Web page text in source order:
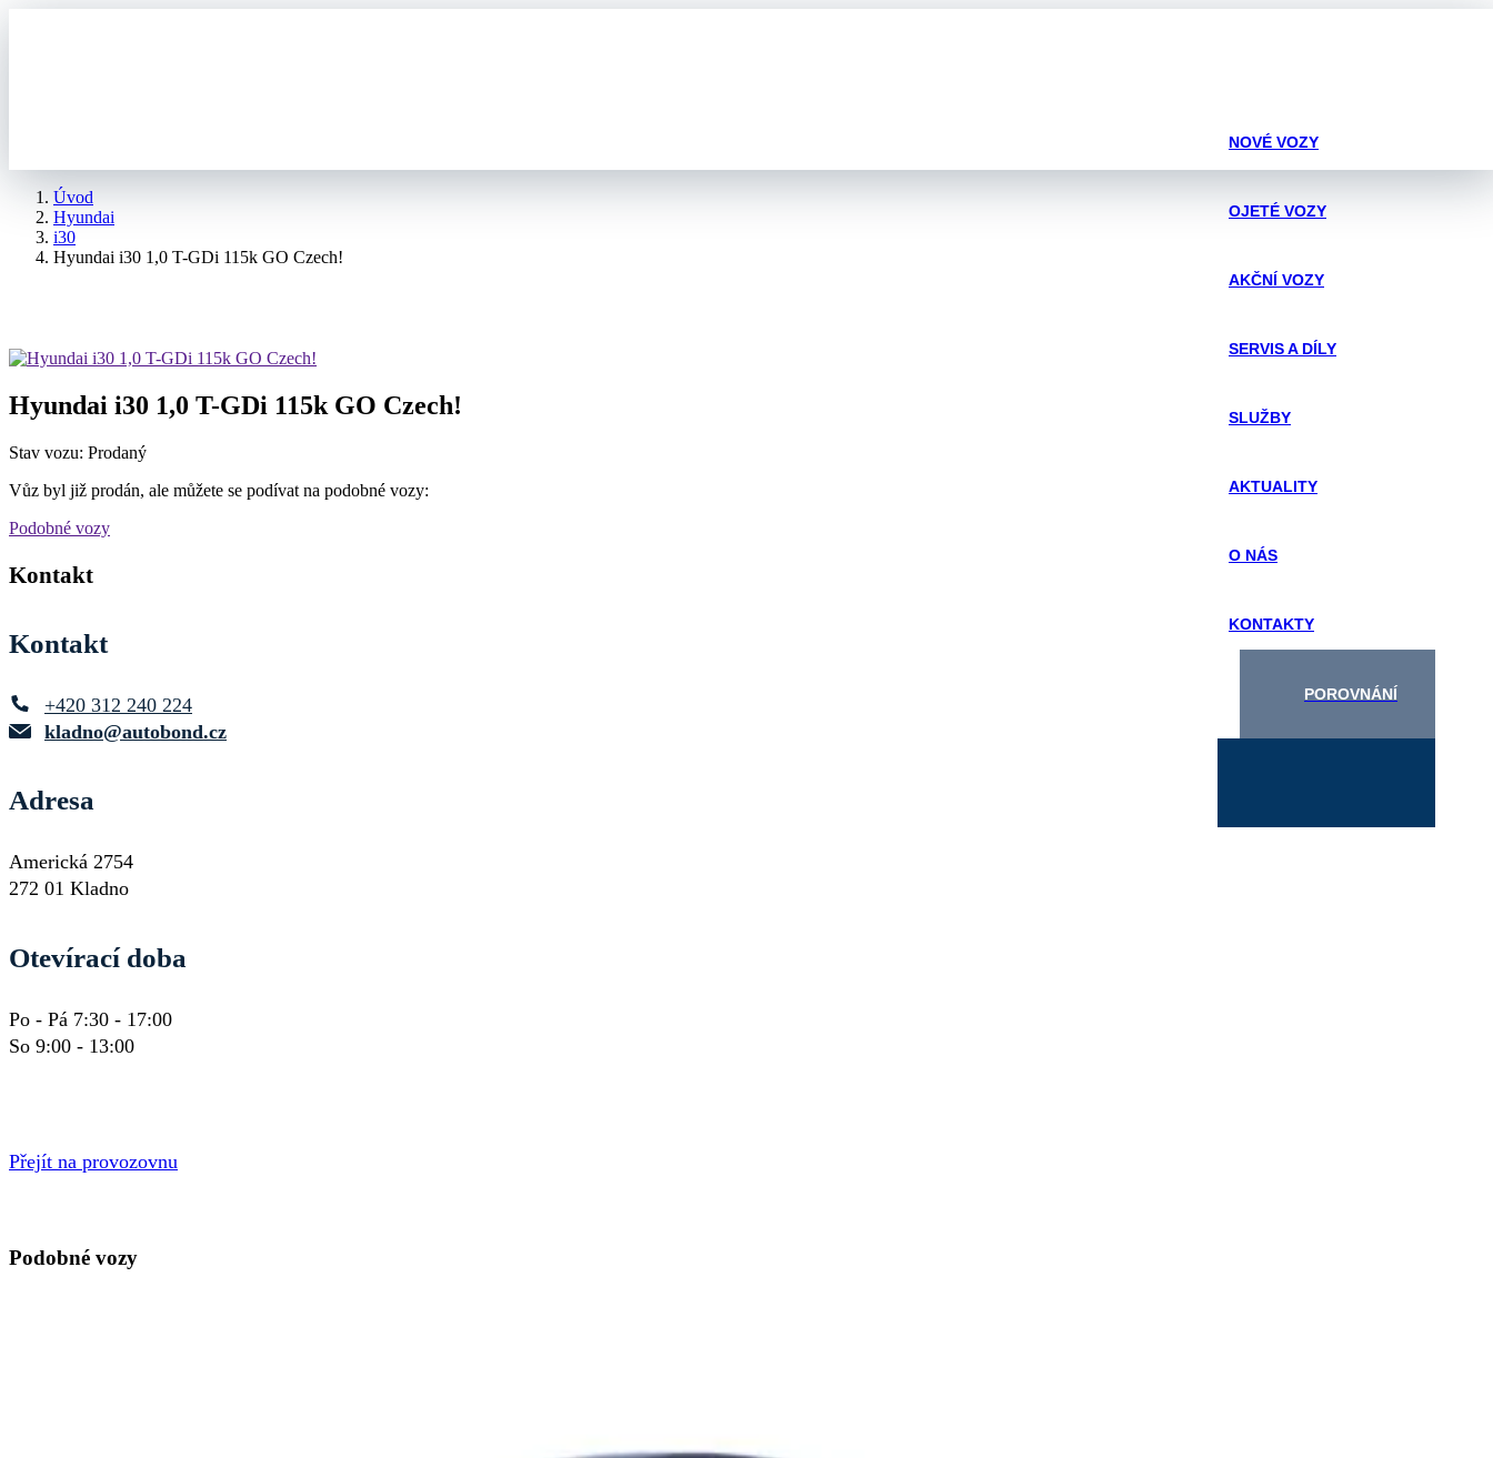
NOVÉ VOZY
OJETÉ VOZY
AKČNÍ VOZY
SERVIS A DÍLY
SLUŽBY
AKTUALITY
O NÁS
KONTAKTY
POROVNÁNÍ
Úvod
Hyundai
i30
Hyundai i30 1,0 T-GDi 115k GO Czech!
Hyundai i30 1,0 T-GDi 115k GO Czech!
Stav vozu: Prodaný
Vůz byl již prodán, ale můžete se podívat na podobné vozy:
Podobné vozy
Kontakt
Kontakt
+420 312 240 224
kladno@autobond.cz
Adresa
Americká 2754
272 01 Kladno
Otevírací doba
Po - Pá 7:30 - 17:00
So 9:00 - 13:00
Přejít na provozovnu
Podobné vozy